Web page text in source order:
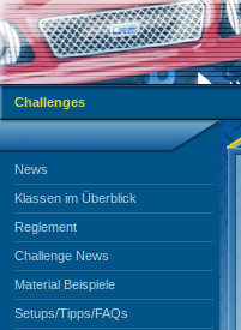
Challenges
News
Klassen im Überblick
Reglement
Challenge News
Material Beispiele
Setups/Tipps/FAQs